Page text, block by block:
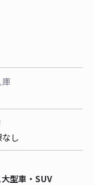
庫
し
大型車・SUV